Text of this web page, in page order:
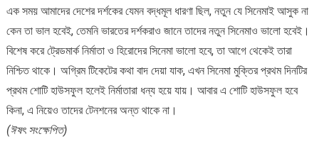
এক সময় আমাদের দেশের দর্শকের যেমন বদ্ধমূল ধারণা ছিল, নতুন যে সিনেমাই আসুক না
কেন তা ভাল হবেই, তেমনি ভারতের দর্শকরাও জানে তাদের নতুন সিনেমাও ভালো হবেই।
বিশেষ করে ট্রেডমার্ক নির্মাতা ও হিরোদের সিনেমা ভালো হবে, তা আগে থেকেই তারা
নিশ্চিত থাকে। অগ্রিম টিকেটের কথা বাদ দেয়া যাক, এখন সিনেমা মুক্তির প্রথম দিনটির
প্রথম শোটি হাউসফুল হলেই নির্মাতারা ধন্য হয়ে যায়। আবার এ শোটি হাউসফুল হবে
কিনা, এ নিয়েও তাদের টেনশনের অন্ত থাকে না।
(ঈষৎ সংক্ষেপিত)